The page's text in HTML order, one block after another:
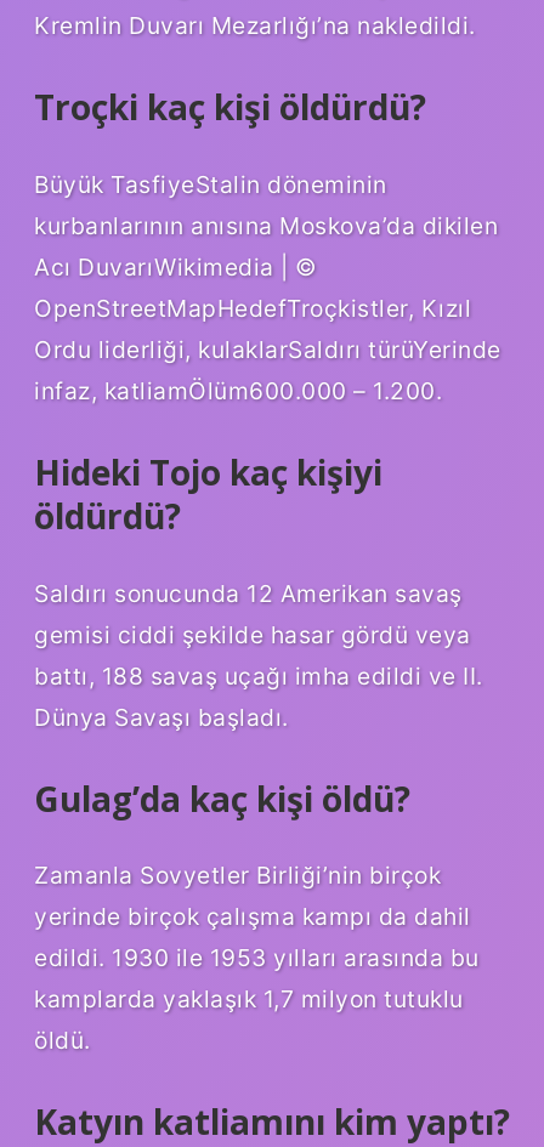
Kremlin Duvarı Mezarlığı’na nakledildi.
Troçki kaç kişi öldürdü?
Büyük TasfiyeStalin döneminin
kurbanlarının anısına Moskova’da dikilen
Acı DuvarıWikimedia | ©
OpenStreetMapHedefTroçkistler, Kızıl
Ordu liderliği, kulaklarSaldırı türüYerinde
infaz, katliamÖlüm600.000 – 1.200.
Hideki Tojo kaç kişiyi
öldürdü?
Saldırı sonucunda 12 Amerikan savaş
gemisi ciddi şekilde hasar gördü veya
battı, 188 savaş uçağı imha edildi ve II.
Dünya Savaşı başladı.
Gulag’da kaç kişi öldü?
Zamanla Sovyetler Birliği’nin birçok
yerinde birçok çalışma kampı da dahil
edildi. 1930 ile 1953 yılları arasında bu
kamplarda yaklaşık 1,7 milyon tutuklu
öldü.
Katyın katliamını kim yaptı?